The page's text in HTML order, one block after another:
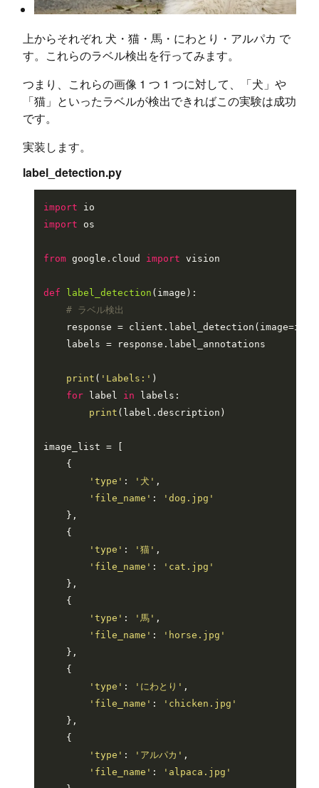
上からそれぞれ 犬・猫・馬・にわとり・アルパカ で
す。これらのラベル検出を行ってみます。
つまり、これらの画像 1 つ 1 つに対して、「犬」や
「猫」といったラベルが検出できればこの実験は成功
です。
実装します。
label_detection.py
import
import os
from google.cloud import vision
def label_detection ( image ):
# ラベル検出
response =
    labels = response.label_annotations
print ( 'Labels:' )
for label in labels:
print (label.description)
image_list = [
    {
'type' : '犬' ,
'file_name' :
'dog.jpg'
    },
    {
'type' : '猫' ,
'file_name' :
'cat.jpg'
    },
    {
'type' : '馬' ,
'file_name' :
'horse.jpg'
    },
    {
'type' : 'にわとり' ,
'file_name' :
'chicken.jpg'
    },
    {
'type' : 'アルパカ' ,
'file_name' :
'alpaca.jpg'